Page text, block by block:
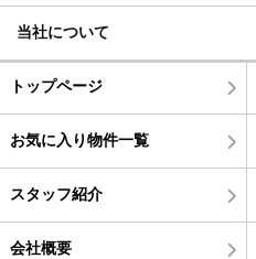
当社について
トップページ
お気に入り物件一覧
スタッフ紹介
会社概要